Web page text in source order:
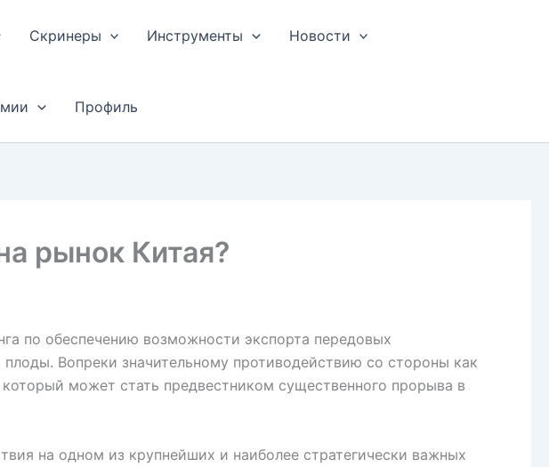
Скринеры Инструменты Новости
Профиль
рынок Китая?
по обеспечению возможности экспорта передовых
Вопреки значительному противодействию со стороны как
может стать предвестником существенного прорыва в
на одном из крупнейших и наиболее стратегически важных